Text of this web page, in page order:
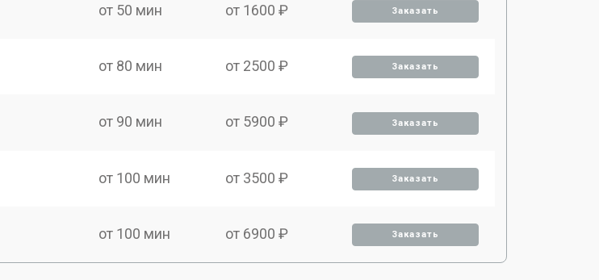
от 50 мин от 1600 ₽ Заказать
от 80 мин от 2500 ₽ Заказать
от 90 мин от 5900 ₽ Заказать
от 100 мин от 3500 ₽ Заказать
от 100 мин от 6900 ₽ Заказать